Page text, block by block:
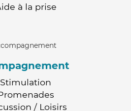
à la prise
Stimulation
/ Loisirs